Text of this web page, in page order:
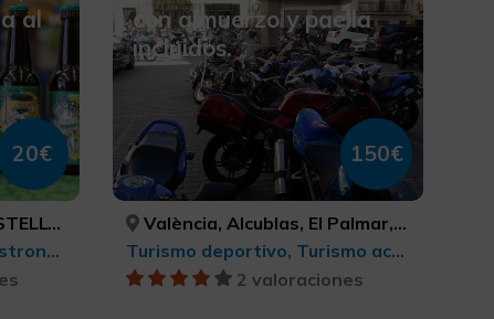
al
20€
Agroturismo, Turismo gastronómico
con almuerzo y paella
incluidos.
150€
València, Alcublas, El Palmar, Aín, Eslida, VALÈNCIA, VALÈNCIA, VALÈNCIA, CASTELLÓ/CASTELLÓN, CASTELLÓ/CASTELLÓN
Turismo deportivo, Turismo activo-aventura, Turismo gastronómico, Turismo cultural, Turismo de ocio y diversión
2 valoraciones